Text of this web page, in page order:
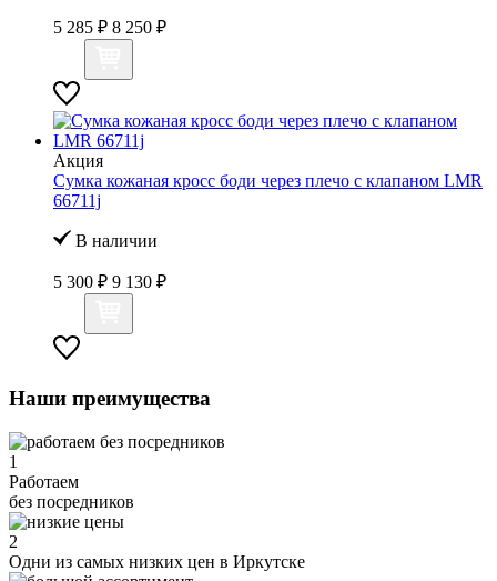
5 285 ₽ 8 250 ₽
Акция
Сумка кожаная кросс боди через плечо с клапаном LMR
66711j
В наличии
5 300 ₽ 9 130 ₽
Наши преимущества
1
Работаем
без посредников
2
Одни из самых низких цен в Иркутске